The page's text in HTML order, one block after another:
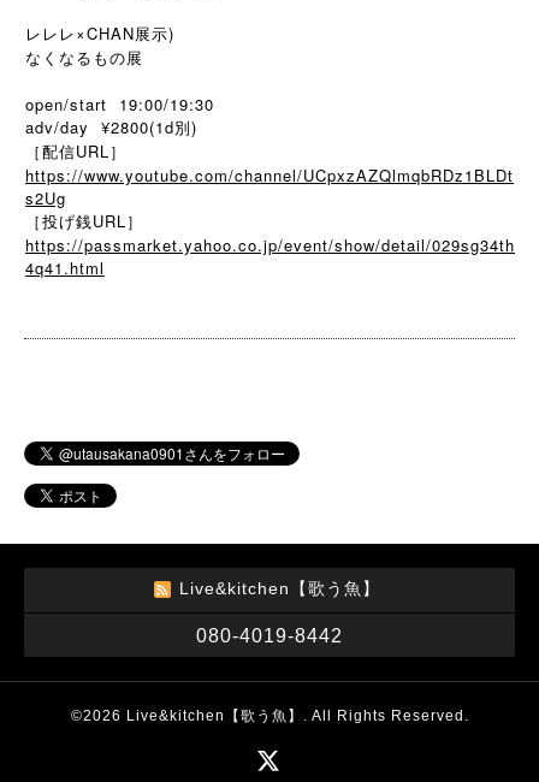
レレレ×CHAN展示)
なくなるもの展
open/start 19:00/19:30
adv/day ¥2800(1d別)
［配信URL］
https://www.youtube.com/channel/UCpxzAZQlmqbRDz1BLDt
s2Ug
［投げ銭URL］
https://passmarket.yahoo.co.jp/event/show/detail/029sg34th
4q41.html
Live&kitchen【歌う魚】
080-4019-8442
©2026 Live&kitchen【歌う魚】 . All Rights Reserved.